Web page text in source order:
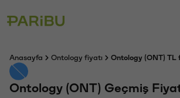
Anasayfa Ontology fiyatı Ontology (ONT) TL
Ontology (ONT) Geçmiş